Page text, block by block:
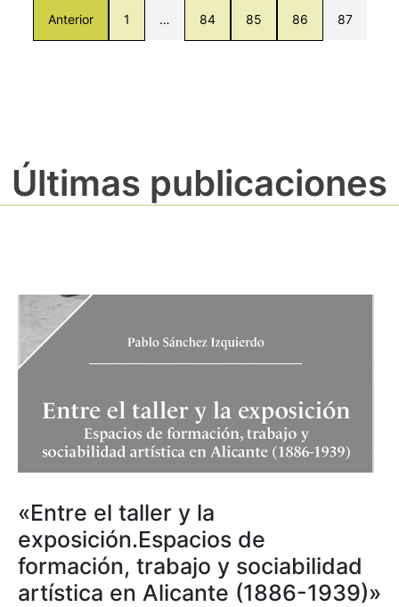
Anterior 1 … 84 85 86 87
Últimas publicaciones
«Entre el taller y la
exposición.Espacios de
formación, trabajo y sociabilidad
artística en Alicante (1886-1939)»